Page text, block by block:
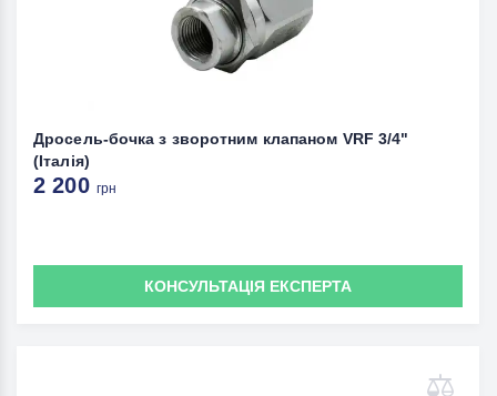
Дросель-бочка з зворотним клапаном VRF 3/4"
(Італія)
2 200 грн
КОНСУЛЬТАЦІЯ ЕКСПЕРТА